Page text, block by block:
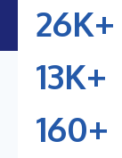
26K+
25K+
24K+
23K+
13K+
12K+
11K+
160+